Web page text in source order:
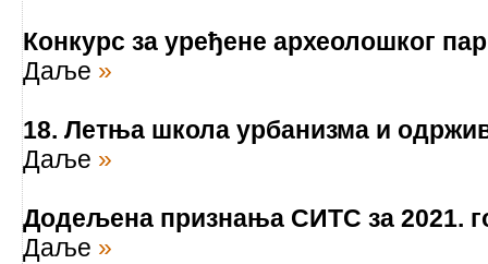
Конкурс за уређене археолошког
Даље »
18. Летња школа урбанизма и
Даље »
Додељена признања СИТС за 2021.
Даље »